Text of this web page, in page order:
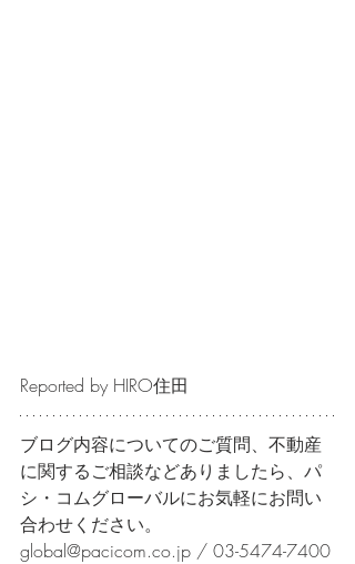
Reported by HIRO住田
ブログ内容についてのご質問、不動産
に関するご相談などありましたら、パ
シ・コムグローバルにお気軽にお問い
合わせください。
global@pacicom.co.jp / 03-5474-7400